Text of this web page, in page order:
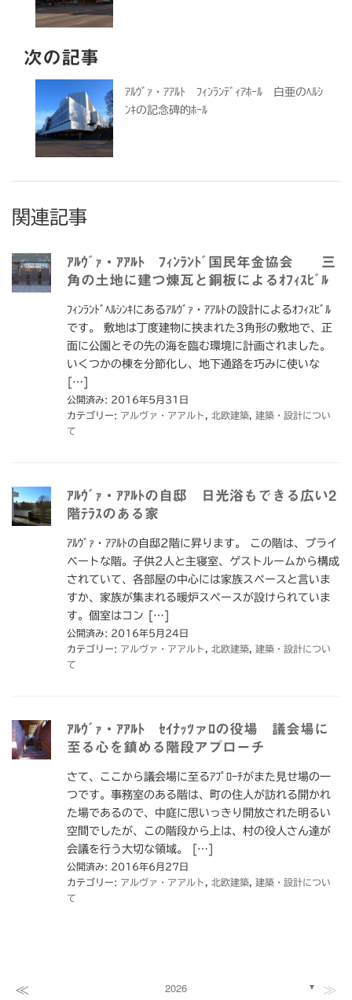
次の記事
ｱﾙｳﾞｧ・ｱｱﾙﾄ ﾌｨﾝﾗﾝﾃﾞｨｱﾎｰﾙ 白亜のﾍﾙｼ
ﾝｷの記念碑的ﾎｰﾙ
関連記事
ｱﾙｳﾞｧ・ｱｱﾙﾄ ﾌｨﾝﾗﾝﾄﾞ国民年金協会 三
角の土地に建つ煉瓦と銅板によるｵﾌｨｽﾋﾞﾙ
ﾌｨﾝﾗﾝﾄﾞﾍﾙｼﾝｷにあるｱﾙｳﾞｧ・ｱｱﾙﾄの設計によるｵﾌｨｽﾋﾞﾙ
です。 敷地は丁度建物に挟まれた3角形の敷地で、正
面に公園とその先の海を臨む環境に計画されました。
いくつかの棟を分節化し、地下通路を巧みに使いな
[…]
公開済み: 2016年5月31日
カテゴリー: アルヴァ・アアルト 北欧建築
建築・設計につい
て
ｱﾙｳﾞｧ・ｱｱﾙﾄの自邸 日光浴もできる広い2
階ﾃﾗｽのある家
ｱﾙｳﾞｧ・ｱｱﾙﾄの自邸2階に昇ります。 この階は、プライ
ベートな階。子供2人と主寝室、ゲストルームから構成
されていて、各部屋の中心には家族スペースと言いま
すか、家族が集まれる暖炉スペースが設けられていま
す。個室はコン […]
公開済み: 2016年5月24日
カテゴリー: アルヴァ・アアルト 北欧建築
建築・設計につい
て
ｱﾙｳﾞｧ・ｱｱﾙﾄ ｾｲﾅｯﾂァﾛの役場 議会場に
至る心を鎮める階段アプローチ
さて、ここから議会場に至るｱﾌﾟﾛｰﾁがまた見せ場の一
つです。事務室のある階は、町の住人が訪れる開かれ
た場であるので、中庭に思いっきり開放された明るい
空間でしたが、この階段から上は、村の役人さん達が
会議を行う大切な領域。 […]
公開済み: 2016年6月27日
カテゴリー: アルヴァ・アアルト 北欧建築
建築・設計につい
て
≪ 2026 ▼ ≫